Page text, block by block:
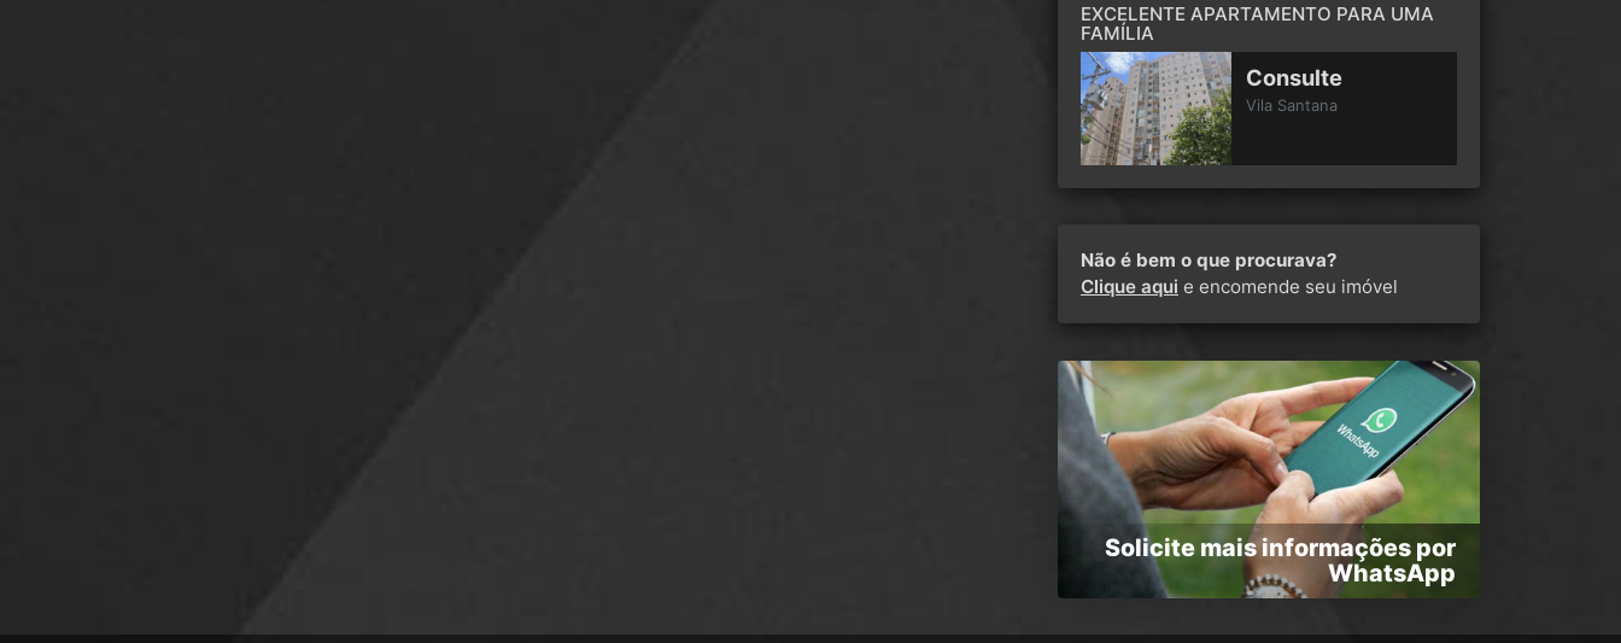
EXCELENTE APARTAMENTO PARA UMA
FAMÍLIA
Consulte
Vila Santana
Não é bem o que procurava?
Clique aqui e encomende seu imóvel
Solicite mais informações por
WhatsApp